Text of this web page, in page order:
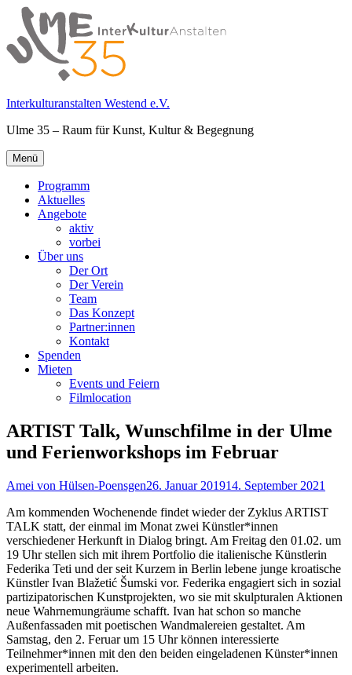
Springe
zum
Inhalt
Interkulturanstalten Westend e.V.
Ulme 35 – Raum für Kunst, Kultur & Begegnung
Primäres
Menü
Menü
Programm
Aktuelles
Angebote
aktiv
vorbei
Über uns
Der Ort
Der Verein
Team
Das Konzept
Partner:innen
Kontakt
Spenden
Mieten
Events und Feiern
Filmlocation
ARTIST Talk, Wunschfilme in der Ulme
und Ferienworkshops im Februar
Autor
Amei von Hülsen-PoensgenVeröffentlicht
26. Januar 201914. September 2021
Am kommenden Wochenende findet wieder der Zyklus ARTIST
TALK statt, der einmal im Monat zwei Künstler*innen
verschiedener Herkunft in Dialog bringt. Am Freitag den 01.02. um
19 Uhr stellen sich mit ihrem Portfolio die italienische Künstlerin
Federika Teti und der seit Kurzem in Berlin lebene junge kroatische
Künstler Ivan Blažetić Šumski vor. Federika engagiert sich in sozial
partizipatorischen Kunstprojekten, wo sie mit skulpturalen Aktionen
neue Wahrnemungräume schafft. Ivan hat schon so manche
Außenfassaden mit poetischen Wandmalereien gestaltet. Am
Samstag, den 2. Feruar um 15 Uhr können interessierte
Teilnehmer*innen mit den den beiden eingeladenen Künster*innen
experimentell arbeiten.